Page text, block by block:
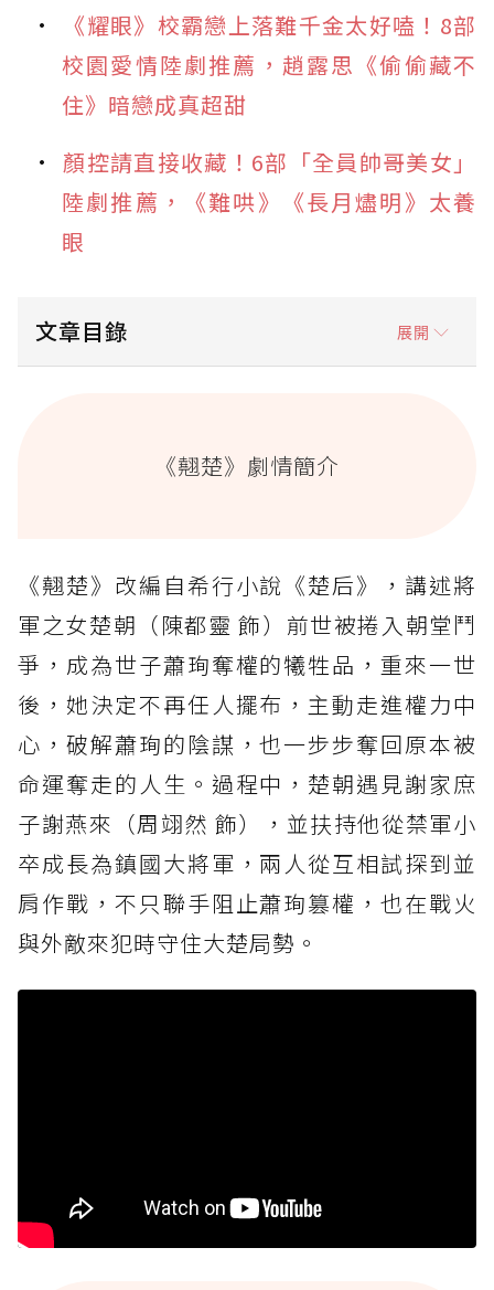
《耀眼》校霸戀上落難千金太好嗑！8部
校園愛情陸劇推薦，趙露思《偷偷藏不
住》暗戀成真超甜
顏控請直接收藏！6部「全員帥哥美女」
陸劇推薦，《難哄》《長月燼明》太養
眼
文章目錄 展開
《翹楚》看點1. 拒當奪權砲灰！大女主浴火重
衣戰甲」氣場全開
《翹楚》看點3. 揮別校園男神！周翊然化身
「戰損版」鐵血將軍
《翹楚》看點4. 全員八百個心眼！唐曉天、王
瑞昌飆戲互鬥心機
《翹楚》看點5. 從互相猜忌到生死交背的愛情
更好嗑！
《翹楚》看點6. 頂級幕後班底操刀！打造質感
敦煌美學
《翹楚》看點7. 遠赴新疆取景，戰場更震撼
《翹楚》劇情簡介
《翹楚》改編自希行小說《楚后》，講述將
軍之女楚朝（陳都靈 飾）前世被捲入朝堂鬥
爭，成為世子蕭珣奪權的犧牲品，重來一世
後，她決定不再任人擺布，主動走進權力中
心，破解蕭珣的陰謀，也一步步奪回原本被
命運奪走的人生。過程中，楚朝遇見謝家庶
子謝燕來（周翊然 飾），並扶持他從禁軍小
卒成長為鎮國大將軍，兩人從互相試探到並
肩作戰，不只聯手阻止蕭珣篡權，也在戰火
與外敵來犯時守住大楚局勢。